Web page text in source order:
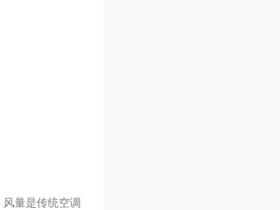
风量是传统空调